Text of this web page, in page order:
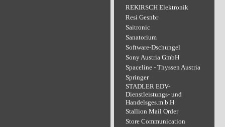
REKIRSCH Elektronik
Resi Gesnbr
Saitronic
Sanatorium
Software-Dschungel
Sony Austria GmbH
Spaceline - Thyssen Austria
Springer
STADLER EDV-
Dienstleistungs- und
Handelsges.m.b.H
Stallion Mail Order
Store Communication